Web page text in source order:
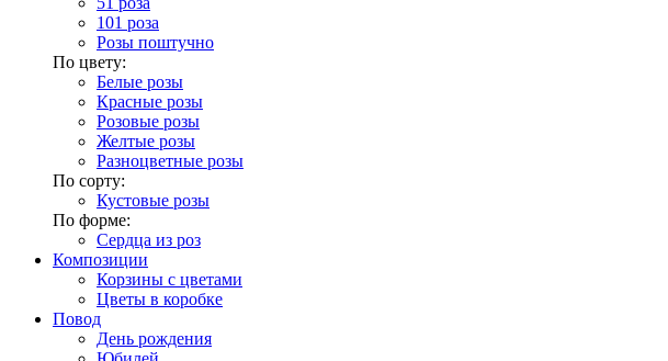
101 роза
Розы поштучно
По цвету:
Белые розы
Красные розы
Розовые розы
Желтые розы
Разноцветные розы
По сорту:
Кустовые розы
По форме:
Сердца из роз
Композиции
Корзины с цветами
Цветы в коробке
Повод
День рождения